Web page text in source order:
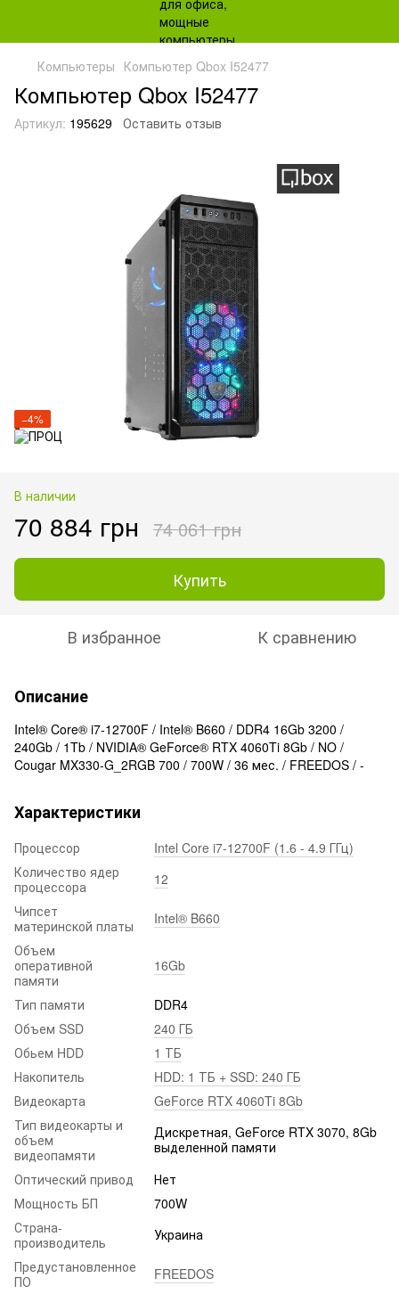
Компьютеры Компьютер Qbox I52477
Компьютер Qbox I52477
Артикул: 195629 Оставить отзыв
−4%
В наличии
70 884 грн 74 061 грн
Купить
В избранное К сравнению
Описание
Intel® Core® i7-12700F / Intel® B660 / DDR4 16Gb 3200 /
240Gb / 1Tb / NVIDIA® GeForce® RTX 4060Ti 8Gb / NO /
Cougar MX330-G_2RGB 700 / 700W / 36 мес. / FREEDOS / -
Характеристики
Процессор
Intel Core i7-12700F (1.6 - 4.9 ГГц)
Количество ядер
процессора
12
Чипсет
материнской платы
Intel® B660
Объем
оперативной
памяти
16Gb
Тип памяти
DDR4
Объем SSD
240 ГБ
Обьем HDD
1 ТБ
Накопитель
HDD: 1 ТБ + SSD: 240 ГБ
Видеокарта
GeForce RTX 4060Ti 8Gb
Тип видеокарты и
объем
видеопамяти
Дискретная, GeForce RTX 3070, 8Gb
выделенной памяти
Оптический привод
Нет
Мощность БП
700W
Страна-
производитель
Украина
Предустановленное
ПО
FREEDOS